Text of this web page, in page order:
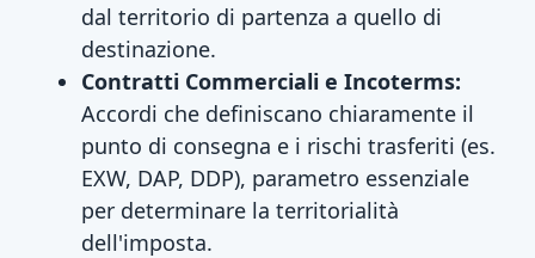
dal territorio di partenza a quello di
destinazione.
Contratti Commerciali e Incoterms:
Accordi che definiscano chiaramente il
punto di consegna e i rischi trasferiti (es.
EXW, DAP, DDP), parametro essenziale
per determinare la territorialità
dell'imposta.